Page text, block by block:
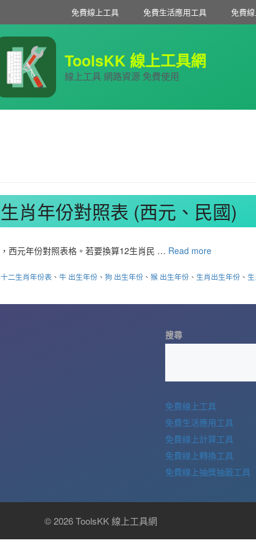
免費線上工具 免費生活應用工具 免費
ToolsKK 線上工具網
線上工具 網路資源 免費使用
肖年份對照表 (西元、民國)
西元年份對照表格。若要換算12生肖民 … Read more
十二生肖年份表 、牛 出生年份 、狗 出生年份 、猴 出生年份 、生肖出生年份 、
搜尋
免費線上工具
免費生活應用工具
免費線上計算工具
免費線上轉換工具
免費線上抽獎抽籤工具
© 2026 ToolsKK 線上工具網